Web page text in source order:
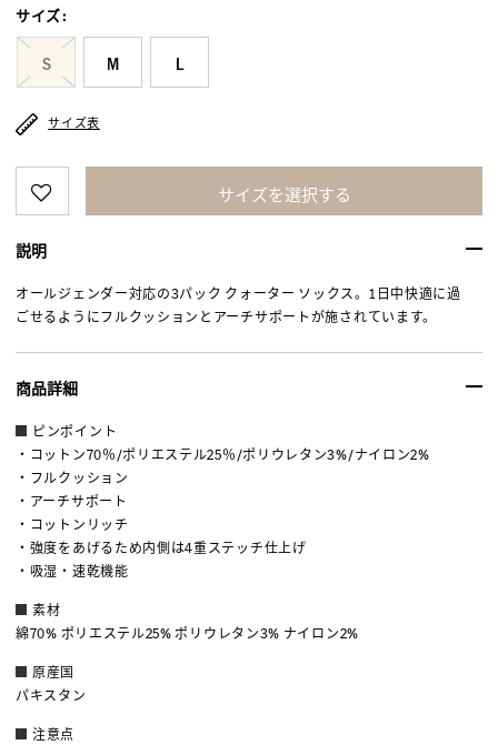
サイズ:
S M L
サイズ表
サイズを選択する
説明
オールジェンダー対応の3パック クォーター ソックス。1日中快適に過
ごせるようにフルクッションとアーチサポートが施されています。
商品詳細
ピンポイント
・コットン70％/ポリエステル25％/ポリウレタン3%/ナイロン2%
・フルクッション
・アーチサポート
・コットンリッチ
・強度をあげるため内側は4重ステッチ仕上げ
・吸湿・速乾機能
素材
綿70% ポリエステル25% ポリウレタン3% ナイロン2%
原産国
パキスタン
注意点